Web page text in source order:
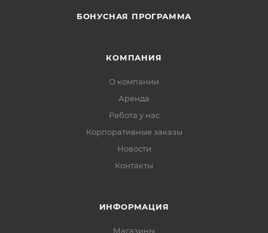
БОНУСНАЯ ПРОГРАММА
КОМПАНИЯ
О компании
Аренда
Работа у нас
Корпоративные заказы
Новости
Контакты
ИНФОРМАЦИЯ
Магазины